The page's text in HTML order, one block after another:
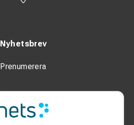
Nyhetsbrev
Prenumerera